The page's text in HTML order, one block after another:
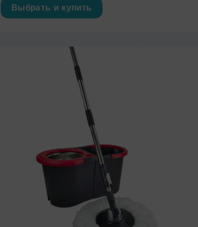
Выбрать и купить
странице